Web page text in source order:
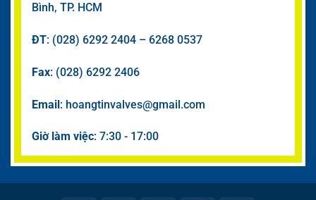
Bình, TP. HCM
ĐT: (028) 6292 2404 – 6268 0537
Fax: (028) 6292 2406
Email: hoangtinvalves@gmail.com
Giờ làm việc: 7:30 - 17:00